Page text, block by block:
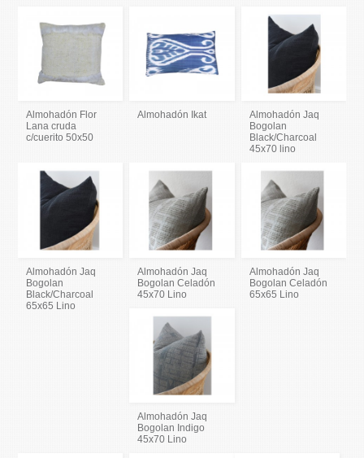
Almohadón Flor
Lana cruda
c/cuerito 50x50
Almohadón Ikat
Almohadón Jaq
Bogolan
Black/Charcoal
45x70 lino
Almohadón Jaq
Bogolan
Black/Charcoal
65x65 Lino
Almohadón Jaq
Bogolan Celadón
45x70 Lino
Almohadón Jaq
Bogolan Celadón
65x65 Lino
Almohadón Jaq
Bogolan Indigo
45x70 Lino